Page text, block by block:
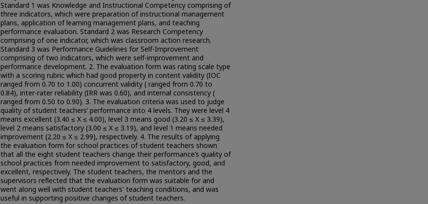
Standard 1 was Knowledge and Instructional Competency comprising of
three indicators, which were preparation of instructional management
plans, application of learning management plans, and teaching
performance evaluation. Standard 2 was Research Competency
comprising of one indicator, which was classroom action research.
Standard 3 was Performance Guidelines for Self-Improvement
comprising of two indicators, which were self-improvement and
performance development. 2. The evaluation form was rating scale type
with a scoring rubric which had good property in content validity (IOC
ranged from 0.70 to 1.00) concurrent validity ( ranged from 0.70 to
0.84), inter-rater reliability (IRR was 0.60), and internal consistency (
ranged from 0.50 to 0.90). 3. The evaluation criteria was used to judge
quality of student teachers’ performance into 4 levels. They were level 4
means excellent (3.40 ≤ X ≤ 4.00), level 3 means good (3.20 ≤ X ≤ 3.39),
level 2 means satisfactory (3.00 ≤ X ≤ 3.19), and level 1 means needed
improvement (2.20 ≤ X ≤ 2.99), respectively. 4. The results of applying
the evaluation form for school practices of student teachers shown
that all the eight student teachers change their performance’s quality of
school practices from needed improvement to satisfactory, good, and
excellent, respectively. The student teachers, the mentors and the
supervisors reflected that the evaluation form was suitable for and
went along well with student teachers' teaching conditions, and was
useful in supporting positive changes of student teachers.